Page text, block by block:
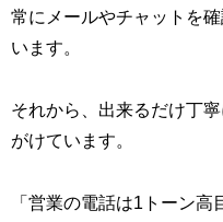
常にメールやチャットを
います。
それから、出来るだけ丁
がけています。
「営業の電話は1トーン